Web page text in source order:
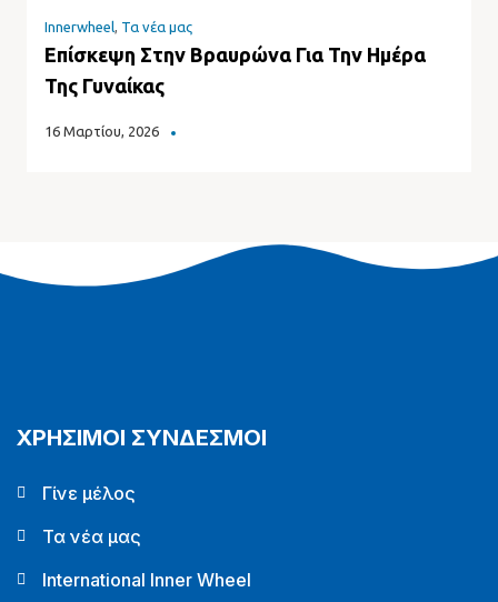
Innerwheel, Τα νέα μας
Eπίσκεψη Στην Βραυρώνα Για Την Ημέρα
Της Γυναίκας
16 Μαρτίου, 2026
ΧΡΗΣΙΜΟΙ ΣΥΝΔΕΣΜΟΙ
Γίνε μέλος
Τα νέα μας
International Inner Wheel